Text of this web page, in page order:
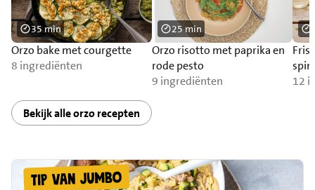
Orzo bake met courgette
8 ingrediënten
35 min
Orzo risotto met paprika en
rode pesto
9 ingrediënten
25 min
12
Bekijk alle orzo recepten